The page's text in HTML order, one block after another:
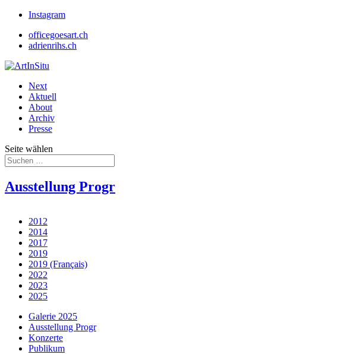
Instagram
officegoesart.ch
adrienrihs.ch
Next
Aktuell
About
Archiv
Presse
Seite wählen
Ausstellung Progr
2012
2014
2017
2019
2019 (Français)
2022
2023
2025
Galerie 2025
Ausstellung Progr
Konzerte
Publikum